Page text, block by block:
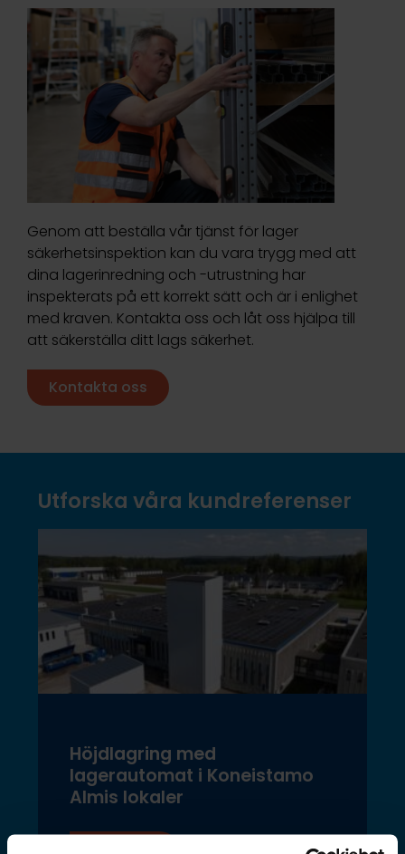
Genom att beställa vår tjänst för lager
säkerhetsinspektion kan du vara trygg med att
dina lagerinredning och -utrustning har
inspekterats på ett korrekt sätt och är i enlighet
med kraven. Kontakta oss och låt oss hjälpa till
att säkerställa ditt lags säkerhet.
Kontakta oss
Utforska våra kundreferenser
Höjdlagring med
lagerautomat i Koneistamo
Almis lokaler